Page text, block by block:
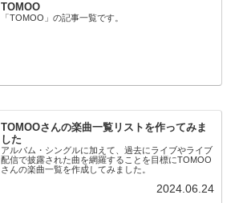
TOMOO
「TOMOO」の記事一覧です。
TOMOOさんの楽曲一覧リストを作ってみま
した
アルバム・シングルに加えて、過去にライブやライブ
配信で披露された曲を網羅することを目標にTOMOO
さんの楽曲一覧を作成してみました。
2024.06.24